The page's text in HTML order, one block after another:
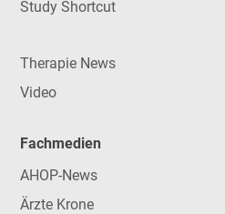
Study Shortcut
Therapie News
Video
Fachmedien
AHOP-News
Ärzte Krone